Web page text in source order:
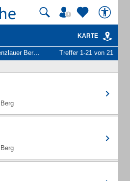
KARTE
und Personen Treffer 1-21 von 21